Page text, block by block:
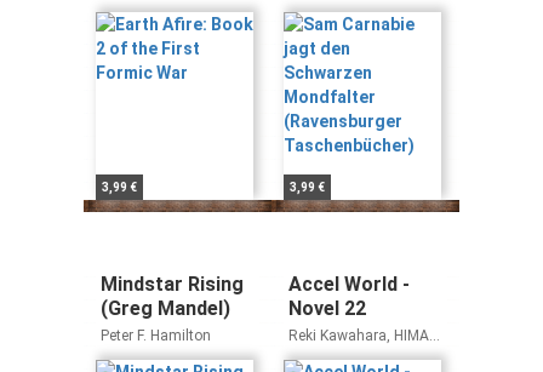
Aaron Johnston
3,99 €
Mondfalter
(Ravensburger
Taschenbücher)
3,99 €
Mindstar Rising
(Greg Mandel)
Peter F. Hamilton
Accel World -
Novel 22
Reki Kawahara, HIMA,
Biipii